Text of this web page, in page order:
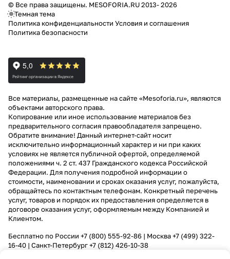
© Все права защищены. MESOFORIA.RU 2013- 2026
Темная тема
Политика конфиденциальности Условия и соглашения
Политика безопасности
Все материалы, размещенные на сайте «Mesoforia.ru», являются
объектами авторского права.
Копирование или иное использование материалов без
предварительного согласия правообладателя запрещено.
Обратите внимание! Данный интернет-сайт носит
исключительно информационный характер и ни при каких
условиях не является публичной офертой, определяемой
положениями ч. 2 ст. 437 Гражданского кодекса Российской
Федерации. Для получения подробной информации о
стоимости, наименовании и сроках оказания услуг, пожалуйста,
обращайтесь по контактным телефонам. Конкретный перечень
услуг, товаров и порядок их предоставления определяется в
договоре оказания услуг, оформляемым между Компанией и
Клиентом.
Бесплатно по России +7 (800) 555-92-86 | Москва+7 (499) 322-
16-40 | Санкт-Петербург+7 (812) 426-10-38